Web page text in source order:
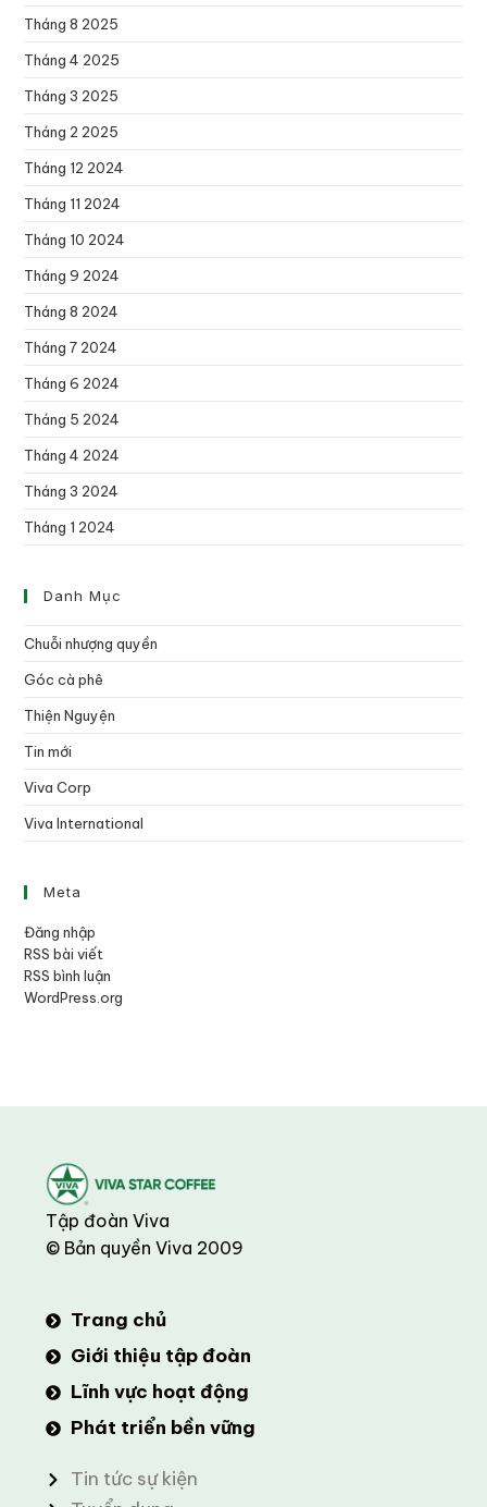
Tháng 8 2025
Tháng 4 2025
Tháng 3 2025
Tháng 2 2025
Tháng 12 2024
Tháng 11 2024
Tháng 10 2024
Tháng 9 2024
Tháng 8 2024
Tháng 7 2024
Tháng 6 2024
Tháng 5 2024
Tháng 4 2024
Tháng 3 2024
Tháng 1 2024
Danh Mục
Chuỗi nhượng quyền
Góc cà phê
Thiện Nguyện
Tin mới
Viva Corp
Viva International
Meta
Đăng nhập
RSS bài viết
RSS bình luận
WordPress.org
Tập đoàn Viva
© Bản quyền Viva 2009
Trang chủ
Giới thiệu tập đoàn
Lĩnh vực hoạt động
Phát triển bền vững
Tin tức sự kiện